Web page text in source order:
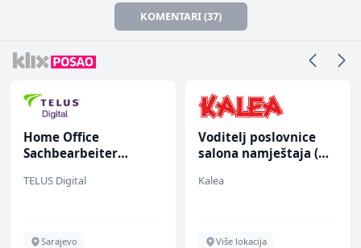
KOMENTARI (37)
Home Office
Sachbearbeiter
bekannten deutschen
TELUS Digital
Sarajevo
Voditelj poslovnice
salona namještaja (m/
Kalea
Više lokacija